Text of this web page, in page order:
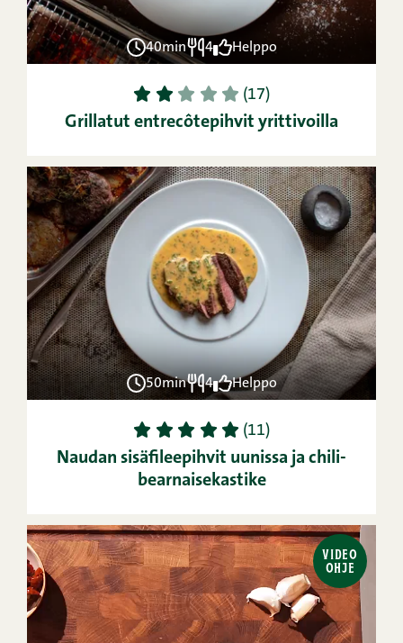
40min 4 Helppo
1 2 3 4 5 (17)
Grillatut entrecôtepihvit yrittivoilla
50min 4 Helppo
1 2 3 4 5 (11)
Naudan sisäfileepihvit uunissa ja chili-
bearnaisekastike
VIDEO
OHJE